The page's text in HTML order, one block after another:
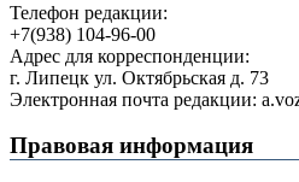
Телефон редакции:
+7(938) 104-96-00
Адрес для корреспонденции:
г. Липецк ул. Октябрьская д. 73
Электронная почта редакции:
Правовая информация